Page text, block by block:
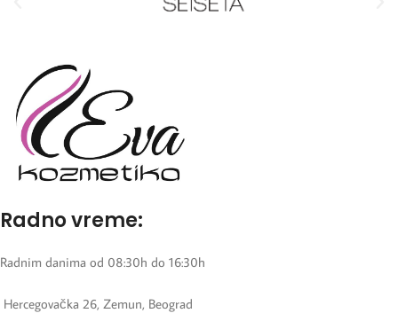
Radno vreme:
Radnim danima od 08:30h do 16:30h
Hercegovačka 26, Zemun, Beograd